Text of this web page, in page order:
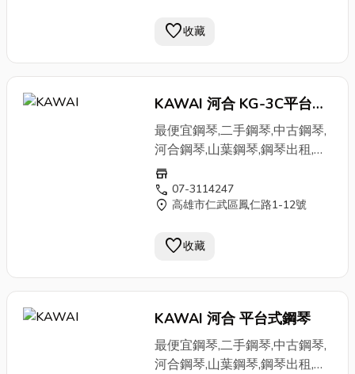
favorite收藏
KAWAI 河合 KG-3C平台式
鋼琴3
最便宜鋼琴,二手鋼琴,中古鋼琴,
河合鋼琴,山葉鋼琴,鋼琴出租,高
雄鋼琴買賣
store
call 07-3114247
location_on 高雄市仁武區鳳仁路1-12號
favorite收藏
KAWAI 河合 平台式鋼琴
最便宜鋼琴,二手鋼琴,中古鋼琴,
河合鋼琴,山葉鋼琴,鋼琴出租,高